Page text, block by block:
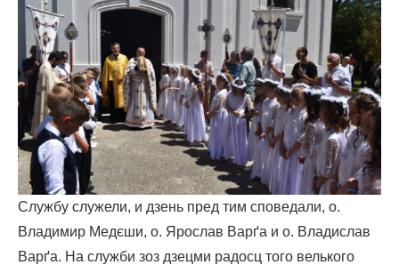
Службу служели, и дзень пред тим споведали, о.
Владимир Медєши, o. Ярослав Варґа и о. Владислав
Варґа. На служби зоз дзецми радосц того велького